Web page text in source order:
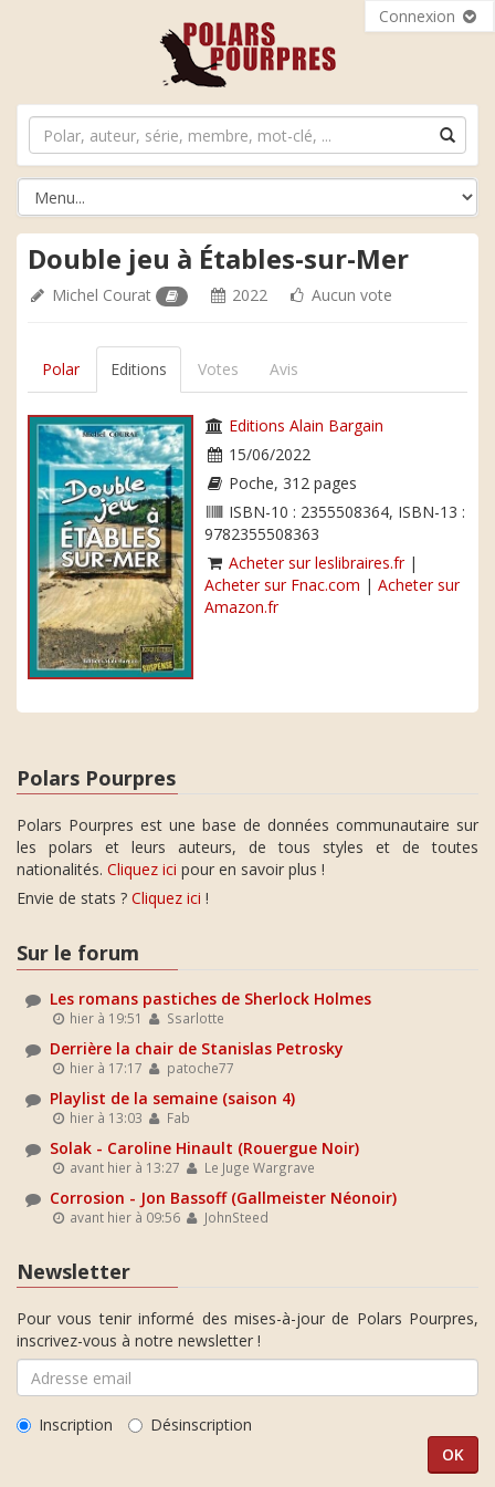
Connexion
Double jeu à Étables-sur-Mer
Michel Courat 2022 Aucun vote
Polar Editions Votes Avis
Editions Alain Bargain
15/06/2022
Poche, 312 pages
ISBN-10 : 2355508364, ISBN-13 :
9782355508363
Acheter sur leslibraires.fr|
Acheter sur Fnac.com | Acheter sur
Amazon.fr
Polars Pourpres
Polars Pourpres est une base de données communautaire sur
les polars et leurs auteurs, de tous styles et de toutes
nationalités. Cliquez ici pour en savoir plus !
Envie de stats ? Cliquez ici !
Sur le forum
Les romans pastiches de Sherlock Holmes
hier à 19:51 Ssarlotte
Derrière la chair de Stanislas Petrosky
hier à 17:17 patoche77
Playlist de la semaine (saison 4)
hier à 13:03 Fab
Solak - Caroline Hinault (Rouergue Noir)
avant hier à 13:27 Le Juge Wargrave
Corrosion - Jon Bassoff (Gallmeister Néonoir)
avant hier à 09:56 JohnSteed
Newsletter
Pour vous tenir informé des mises-à-jour de Polars Pourpres,
inscrivez-vous à notre newsletter !
Inscription Désinscription